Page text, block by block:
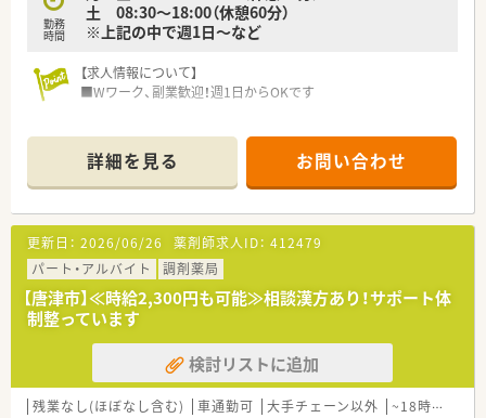
勤務
時間
土 08:30〜18:00（休憩60分）
※上記の中で週1日～など
【求人情報について】
■Wワーク、副業歓迎！週1日からOKです
■最寄り駅のJR長崎本線鍋島駅から車で9分、大学病院にも近い
文教地区に位置しています。
■月に100以上の医療機関から応需する総合科目対応店で、一日
平均50～60枚の処方箋に対応します。
■薬剤師は常勤3名、パート2名の計5名体制で、4名の事務員が業
務を力強くサポートします。
【募集背景と求める人物像について】
■多様な処方箋に対応し、在宅医療も強化しているため、即戦力
として活躍できる方を募集しております。
■幅広い診療科の知識を吸収し、薬剤師として総合力を高めたい
という意欲のある方を求めています。
■チーム医療の一員として、多職種と円滑なコミュニケーション
を取りながら業務に取り組める方を歓迎します。
詳細を見る お問い合わせ
更新日： 2026/06/26 薬剤師求人ID： 412479
パート・アルバイト
調剤薬局
【唐津市】≪時給2,300円も可能≫相談漢方あり！サポート体
制整っています
検討リストに追加
残業なし(ほぼなし含む) 車通勤可 大手チェーン以外 ~18時までの職場